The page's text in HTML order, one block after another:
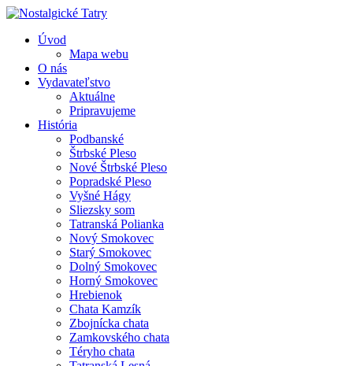
Úvod
Mapa webu
O nás
Vydavateľstvo
Aktuálne
Pripravujeme
História
Podbanské
Štrbské Pleso
Nové Štrbské Pleso
Popradské Pleso
Vyšné Hágy
Sliezsky som
Tatranská Polianka
Nový Smokovec
Starý Smokovec
Dolný Smokovec
Horný Smokovec
Hrebienok
Chata Kamzík
Zbojnícka chata
Zamkovského chata
Téryho chata